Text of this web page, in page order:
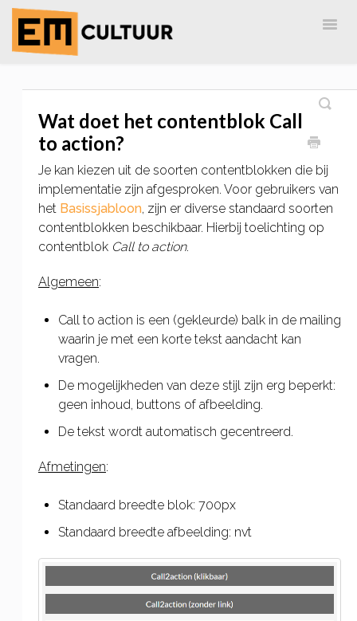
Wat doet het contentblok Call
to action?
Je kan kiezen uit de soorten contentblokken die bij
implementatie zijn afgesproken. Voor gebruikers van
het Basissjabloon, zijn er diverse standaard soorten
contentblokken beschikbaar. Hierbij toelichting op
contentblok Call to action.
Algemeen:
Call to action is een (gekleurde) balk in de mailing
waarin je met een korte tekst aandacht kan
vragen.
De mogelijkheden van deze stijl zijn erg beperkt:
geen inhoud, buttons of afbeelding.
De tekst wordt automatisch gecentreerd.
Afmetingen:
Standaard breedte blok: 700px
Standaard breedte afbeelding: nvt